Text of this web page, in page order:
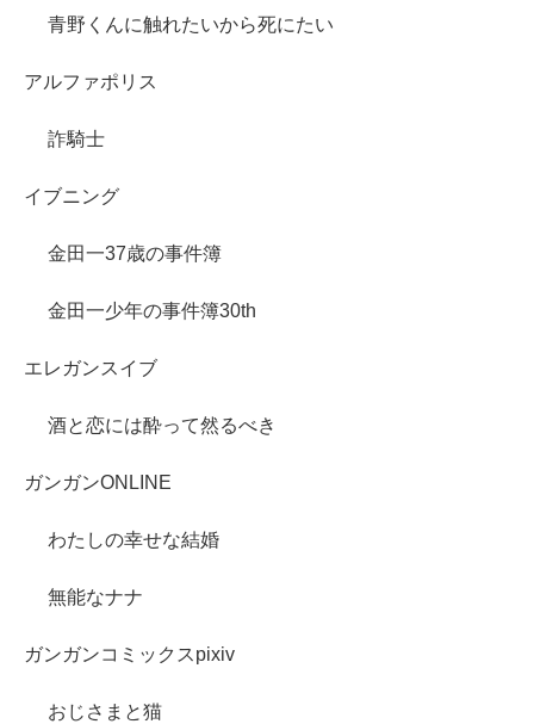
青野くんに触れたいから死にたい
アルファポリス
詐騎士
イブニング
金田一37歳の事件簿
金田一少年の事件簿30th
エレガンスイブ
酒と恋には酔って然るべき
ガンガンONLINE
わたしの幸せな結婚
無能なナナ
ガンガンコミックスpixiv
おじさまと猫